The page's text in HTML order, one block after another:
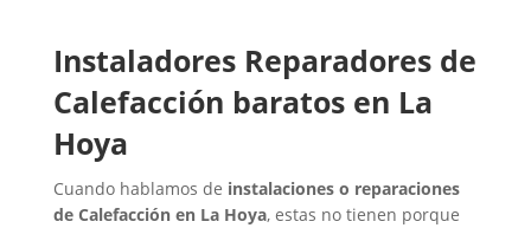
Instaladores Reparadores de
Calefacción baratos en La
Hoya
Cuando hablamos de instalaciones o reparaciones
de Calefacción en La Hoya, estas no tienen porque